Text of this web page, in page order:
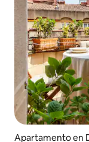
Apartamento en